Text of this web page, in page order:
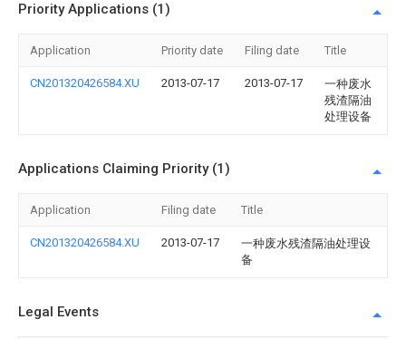
Priority Applications (1)
Application Priority date Filing date Title
CN201320426584.XU 2013-07-17 2013-07-17
一种废水
残渣隔油
处理设备
Applications Claiming Priority (1)
Application Filing date Title
CN201320426584.XU 2013-07-17
一种废水残渣隔油处理设
备
Legal Events